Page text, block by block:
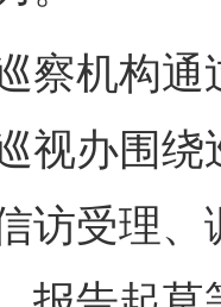
机构通
视办围
访受理